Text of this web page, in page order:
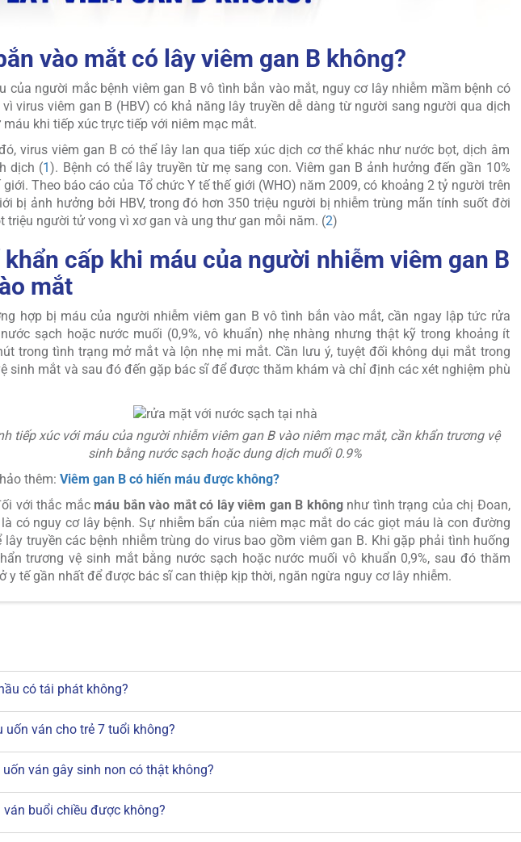
vào mắt có lây viêm gan B không?
của người mắc bệnh viêm gan B vô tình bắn vào mắt, nguy cơ lây nhiễm mầm bệnh có
vì virus viêm gan B (HBV) có khả năng lây truyền dễ dàng từ người sang người qua dịch
máu khi tiếp xúc trực tiếp với niêm mạc mắt.
virus viêm gan B có thể lây lan qua tiếp xúc dịch cơ thể khác như nước bọt, dịch âm
dịch (1). Bệnh có thể lây truyền từ mẹ sang con. Viêm gan B ảnh hưởng đến gần 10%
Theo báo cáo của Tổ chức Y tế thế giới (WHO) năm 2009, có khoảng 2 tỷ người trên
bị ảnh hưởng bởi HBV, trong đó hơn 350 triệu người bị nhiễm trùng mãn tính suốt đời
triệu người tử vong vì xơ gan và ung thư gan mỗi năm. (2)
cấp khi máu của người nhiễm viêm gan B
mắt
hợp bị máu của người nhiễm viêm gan B vô tình bắn vào mắt, cần ngay lập tức rửa
sạch hoặc nước muối (0,9%, vô khuẩn) nhẹ nhàng nhưng thật kỹ trong khoảng ít
trong tình trạng mở mắt và lộn nhẹ mi mắt. Cần lưu ý, tuyệt đối không dụi mắt trong
sinh mắt và sau đó đến gặp bác sĩ để được thăm khám và chỉ định các xét nghiệm phù
tiếp xúc với máu của người nhiễm viêm gan B vào niêm mạc mắt, cần khẩn trương vệ
sinh bằng nước sạch hoặc dung dịch muối 0.9%
thêm: Viêm gan B có hiến máu được không?
với thắc mắcmáu bắn vào mắt có lây viêm gan B không như tình trạng của chị Đoan,
có nguy cơ lây bệnh. Sự nhiễm bẩn của niêm mạc mắt do các giọt máu là con đường
lây truyền các bệnh nhiễm trùng do virus bao gồm viêm gan B. Khi gặp phải tình huống
trương vệ sinh mắt bằng nước sạch hoặc nước muối vô khuẩn 0,9%, sau đó thăm
y tế gần nhất để được bác sĩ can thiệp kịp thời, ngăn ngừa nguy cơ lây nhiễm.
có tái phát không?
uốn ván cho trẻ 7 tuổi không?
ván gây sinh non có thật không?
buổi chiều được không?